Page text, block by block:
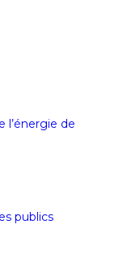
l’énergie de
publics